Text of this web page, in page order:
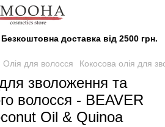
Безкоштовна доставка від 2500 грн.
Олія для волосся Кокосова олія для
зволоження та
волосся - BEAVER
Oil & Quinoa